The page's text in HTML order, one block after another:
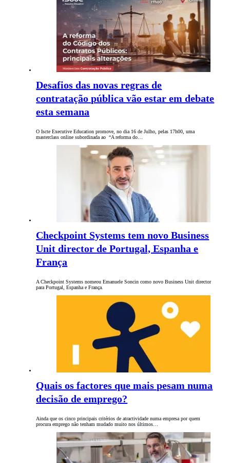
Desafios das novas regras de
contratação pública vão estar em debate
esta semana
O Iscte Executive Education promove, no dia 16 de Julho, pelas 17h00, uma
masterclass online subordinada ao “A reforma do…
Checkpoint Systems tem novo Business
Unit director de Portugal, Espanha e
França
A Checkpoint Systems nomeou Emanuele Soncin como novo Business Unit director
para Portugal, Espanha e França.
Quais os factores que mais pesam numa
decisão de emprego?
Ainda que os cinco principais critérios de atractividade numa empresa por quem
procura emprego não tenham mudado muito nos últimos…